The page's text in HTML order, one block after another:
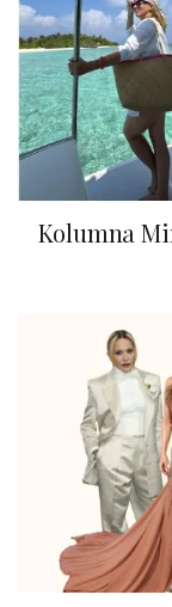
Kolumna